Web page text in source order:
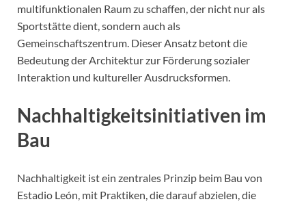
multifunktionalen Raum zu schaffen, der nicht nur als
Sportstätte dient, sondern auch als
Gemeinschaftszentrum. Dieser Ansatz betont die
Bedeutung der Architektur zur Förderung sozialer
Interaktion und kultureller Ausdrucksformen.
Nachhaltigkeitsinitiativen im
Bau
Nachhaltigkeit ist ein zentrales Prinzip beim Bau von
Estadio León, mit Praktiken, die darauf abzielen, die